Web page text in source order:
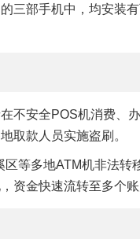
三部手机中，均安装
不安全POS机消费、
取款人员实施盗刷。
等多地ATM机非法转
资金快速流转至多个账